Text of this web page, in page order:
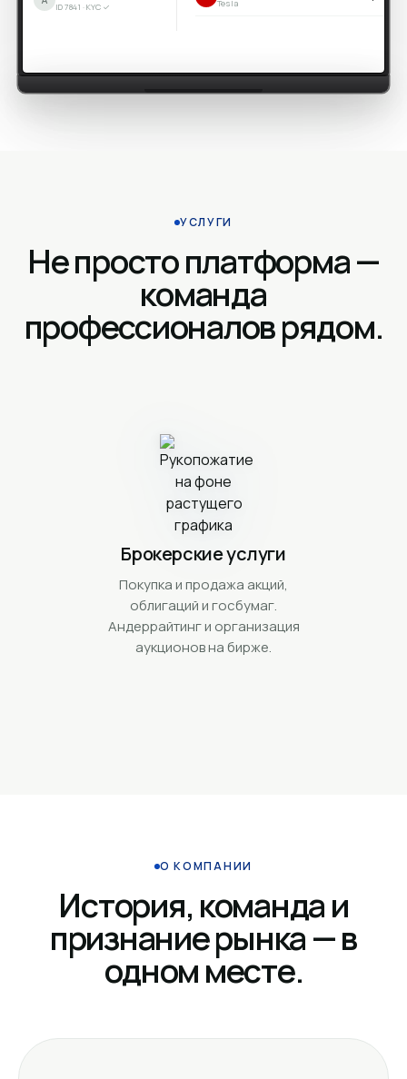
ID 7841 · KYC ✓ Tesla
УСЛУГИ
Не просто платформа —
команда
профессионалов рядом.
Брокерские услуги
Покупка и продажа акций,
облигаций и госбумаг.
Андеррайтинг и организация
аукционов на бирже.
О КОМПАНИИ
История, команда и
признание рынка — в
одном месте.